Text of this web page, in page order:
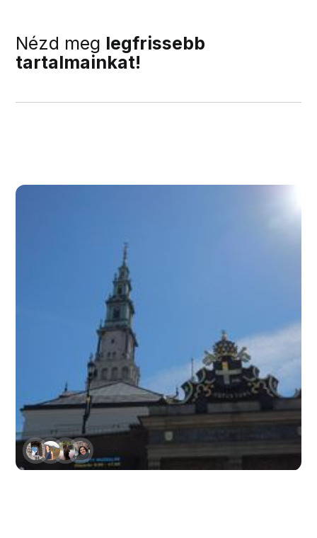
Nézd meg legfrissebb
tartalmainkat!